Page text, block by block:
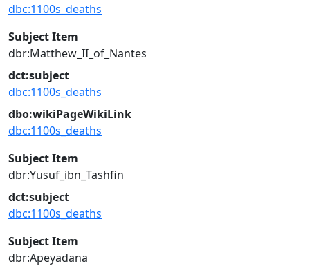
dbc:1100s_deaths
Subject Item
dbr:Matthew_II_of_Nantes
dct:subject
dbc:1100s_deaths
dbo:wikiPageWikiLink
dbc:1100s_deaths
Subject Item
dbr:Yusuf_ibn_Tashfin
dct:subject
dbc:1100s_deaths
Subject Item
dbr:Apeyadana